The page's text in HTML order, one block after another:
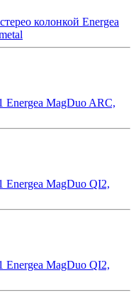
колонкой Energea
Energea MagDuo ARC,
Energea MagDuo QI2,
Energea MagDuo QI2,